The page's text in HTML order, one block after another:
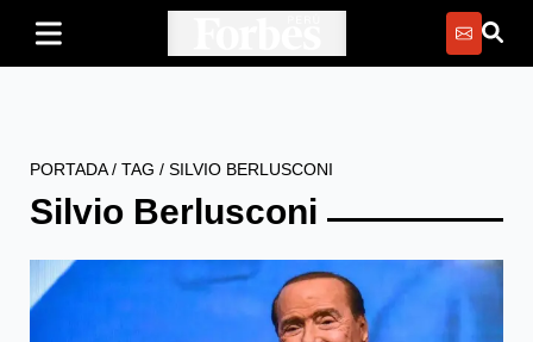
PORTADA/ TAG / SILVIO BERLUSCONI
Silvio Berlusconi